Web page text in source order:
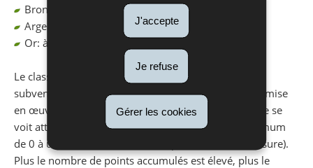
J'accepte
Je refuse
Gérer les cookies
Bronze: à partir de 50 %
Argent: à partir de 60 %
Or: à partir de 70 %
Le classement d'une commune et le montant de la
subvention de l'Etat qui en découle dépendent de la mise
en œuvre des mesures du catalogue. Chaque mesure se
voit attribuer un système de points allant d'un minimum
de 0 à un maximum de 1,3 ou 5 points (selon la mesure).
Plus le nombre de points accumulés est élevé, plus le